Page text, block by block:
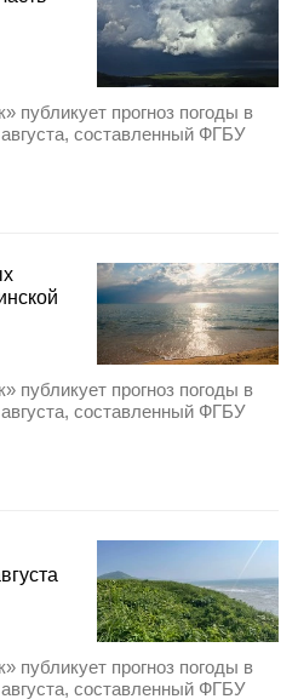
публикует прогноз погоды в
составленный ФГБУ
публикует прогноз погоды в
составленный ФГБУ
публикует прогноз погоды в
составленный ФГБУ